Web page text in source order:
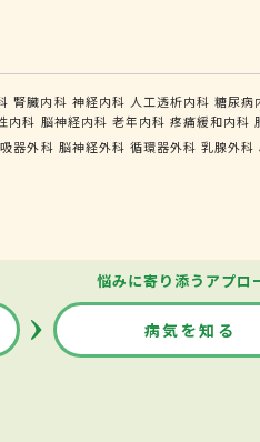
腎臓内科 神経内科 人工透析内科 糖尿病
内科 脳神経内科 老年内科 疼痛緩和内科
器外科 脳神経外科 循環器外科 乳腺外科
悩みに寄り添うアプロ
病気を知る